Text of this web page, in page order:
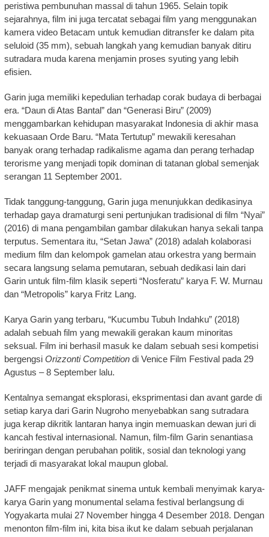
peristiwa pembunuhan massal di tahun 1965. Selain topik
sejarahnya, film ini juga tercatat sebagai film yang menggunakan
kamera video Betacam untuk kemudian ditransfer ke dalam pita
seluloid (35 mm), sebuah langkah yang kemudian banyak ditiru
sutradara muda karena menjamin proses syuting yang lebih
efisien.
Garin juga memiliki kepedulian terhadap corak budaya di berbagai
era. “Daun di Atas Bantal” dan “Generasi Biru” (2009)
menggambarkan kehidupan masyarakat Indonesia di akhir masa
kekuasaan Orde Baru. “Mata Tertutup” mewakili keresahan
banyak orang terhadap radikalisme agama dan perang terhadap
terorisme yang menjadi topik dominan di tatanan global semenjak
serangan 11 September 2001.
Tidak tanggung-tanggung, Garin juga menunjukkan dedikasinya
terhadap gaya dramaturgi seni pertunjukan tradisional di film “Nyai”
(2016) di mana pengambilan gambar dilakukan hanya sekali tanpa
terputus. Sementara itu, “Setan Jawa” (2018) adalah kolaborasi
medium film dan kelompok gamelan atau orkestra yang bermain
secara langsung selama pemutaran, sebuah dedikasi lain dari
Garin untuk film-film klasik seperti “Nosferatu” karya F. W. Murnau
dan “Metropolis” karya Fritz Lang.
Karya Garin yang terbaru, “Kucumbu Tubuh Indahku” (2018)
adalah sebuah film yang mewakili gerakan kaum minoritas
seksual. Film ini berhasil masuk ke dalam sebuah sesi kompetisi
bergengsi Orizzonti Competitiondi Venice Film Festival pada 29
Agustus – 8 September lalu.
Kentalnya semangat eksplorasi, eksprimentasi dan avant garde di
setiap karya dari Garin Nugroho menyebabkan sang sutradara
juga kerap dikritik lantaran hanya ingin memuaskan dewan juri di
kancah festival internasional. Namun, film-film Garin senantiasa
beriringan dengan perubahan politik, sosial dan teknologi yang
terjadi di masyarakat lokal maupun global.
JAFF mengajak penikmat sinema untuk kembali menyimak karya-
karya Garin yang monumental selama festival berlangsung di
Yogyakarta mulai 27 November hingga 4 Desember 2018. Dengan
menonton film-film ini, kita bisa ikut ke dalam sebuah perjalanan